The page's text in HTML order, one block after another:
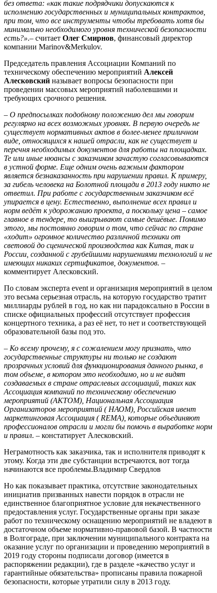
без ответа: «как такие подрядчики допускаются к
исполнению государственных и муниципальных контрактов,
при том, что все инструменты чтобы требовать хотя бы
минимально необходимого уровня технической безопасности
есть?».– считает Олег Смирнов, финансовый директор
компании Marinov&Merkulov.
Председатель правления Ассоциации Компаний по
техническому обеспечению мероприятий Алексей
Алесковский называет вопросы безопасности при
проведении массовых мероприятий наболевшими и
требующих срочного решения.
– О предпосылках подобному положению дел мы говорим
регулярно на всех возможных уровнях. В первую очередь не
существует нормативных актов в более-менее приличном
виде, относящихся к нашей отрасли, как не существует и
перечня необходимых документов для работы на площадках.
Те или иные нюансы с заказчиком зачастую согласовываются
в устной форме. Еще одним очень важным фактором
является безнаказанность при нарушении правил. К примеру,
за гибель человека на Болотной площади в 2013 году никто не
ответил. При работе с государственным заказчиком всё
упирается в цену. Естественно, выполнение всех правил и
норм ведёт к удорожанию проекта, а поскольку цена – самое
главное в тендере, то выигрывают самые дешёвые. Помимо
этого, мы постоянно говорим о том, что сейчас по стране
«ходит» огромное количество различной техники от
световой до сценической производства как Китая, так и
России, созданной с грубейшими нарушениями технологий и не
имеющих никаких сертификатов, документов. –
комментирует Алесковский.
По словам эксперта event и организация мероприятий в целом
это весьма серьезная отрасль, на которую государство тратит
миллиарды рублей в год, но как ни парадоксально в России в
списке официальных профессий отсутствует профессия
концертного техника, а раз её нет, то нет и соответствующей
образовательной базы под это.
– Ко всему прочему, я с сожалением могу признать, что
государственные структуры ни только не создают
прозрачных условий для функционирования данного рынка, в
том объеме, в котором это необходимо, но и не видят
создаваемых в стране отраслевых ассоциаций, таких как
Ассоциация компаний по техническому обеспечению
мероприятий (АКТОМ), Национальная Ассоциация
Организаторов мероприятий ( НАОМ), Российская ивент
маркетинговая Ассоциация ( REMA), которые объединяют
профессионалов отрасли и могли бы помочь в выработке норм
и правил. – констатирует Алесковский.
Неграмотность как заказчика, так и исполнителя приводят к
этому. Когда эти две субстанции встречаются, вот тогда
начинаются все проблемы.Владимир Свердлов
Но как показывает практика, отсутствие законодательных
инициатив призванных навести порядок в отрасли не
единственное благоприятное условие для некачественного
предоставления услуг. Государственные органы при заказе
работ по техническому оснащению мероприятий не владеют в
достаточном объеме нормативно-правовой базой. В частности
в Волгограде, при заключении муниципального контракта на
оказание услуг по организации и проведению мероприятий в
2019 году стороны подписали договор (имеется в
распоряжении редакции), где в разделе «качество услуг и
гарантийные обязательства» прописаны правила пожарной
безопасности, которые утратили силу в 2013 году.